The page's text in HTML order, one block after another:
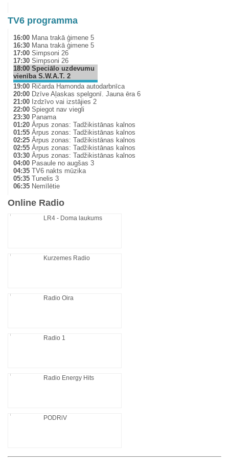
TV6 programma
16:00 Mana trakā ģimene 5
16:30 Mana trakā ģimene 5
17:00 Simpsoni 26
17:30 Simpsoni 26
18:00 Speciālo uzdevumu
vienība S.W.A.T. 2
19:00 Ričarda Hamonda autodarbnīca
20:00 Dzīve Aļaskas spelgonī. Jauna ēra 6
21:00 Izdzīvo vai izstājies 2
22:00 Spiegot nav viegli
23:30 Panama
01:20 Ārpus zonas: Tadžikistānas kalnos
01:55 Ārpus zonas: Tadžikistānas kalnos
02:25 Ārpus zonas: Tadžikistānas kalnos
02:55 Ārpus zonas: Tadžikistānas kalnos
03:30 Ārpus zonas: Tadžikistānas kalnos
04:00 Pasaule no augšas 3
04:35 TV6 nakts mūzika
05:35 Tunelis 3
06:35 Nemīlētie
Online Radio
LR4 - Doma laukums
Kurzemes Radio
Radio Oira
Radio 1
Radio Energy Hits
PODRiV